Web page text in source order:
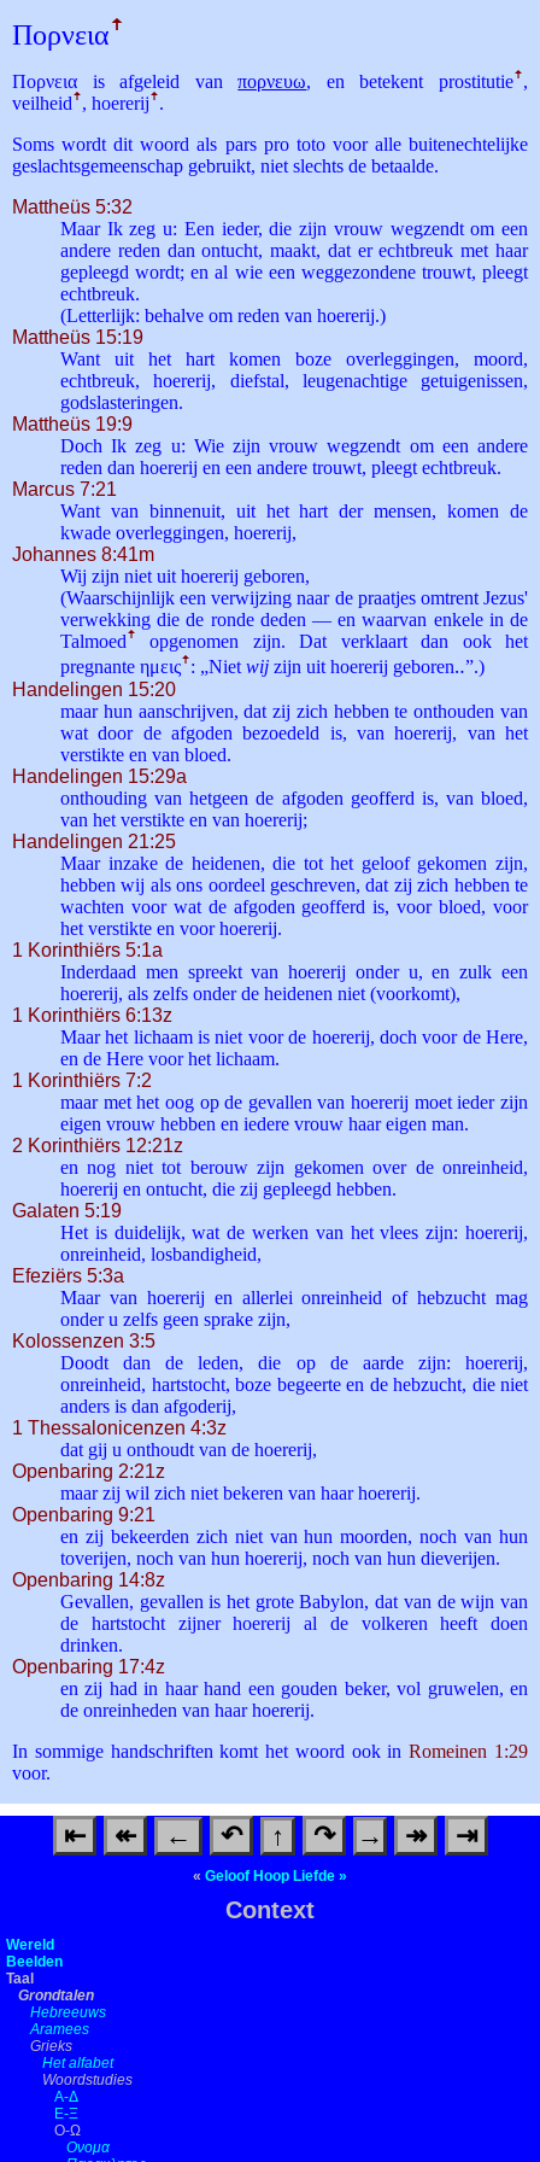
Πορνεια ꜛ
Πορνεια is afgeleid vanπορνευω, en betekent prostitutieꜛ ,
veilheid ꜛ , hoererij ꜛ .
Soms wordt dit woord als pars pro toto voor alle buitenechtelijke
geslachtsgemeenschap gebruikt, niet slechts de betaalde.
Mattheüs 5:32
Maar Ik zeg u: Een ieder, die zijn vrouw wegzendt om een
andere reden dan ontucht, maakt, dat er echtbreuk met haar
gepleegd wordt; en al wie een weggezondene trouwt, pleegt
echtbreuk.
(Letterlijk: behalve om reden van hoererij.)
Mattheüs 15:19
Want uit het hart komen boze overleggingen, moord,
echtbreuk, hoererij, diefstal, leugenachtige getuigenissen,
godslasteringen.
Mattheüs 19:9
Doch Ik zeg u: Wie zijn vrouw wegzendt om een andere
reden dan hoererij en een andere trouwt, pleegt echtbreuk.
Marcus 7:21
Want van binnenuit, uit het hart der mensen, komen de
kwade overleggingen, hoererij,
Johannes 8:41m
Wij zijn niet uit hoererij geboren,
(Waarschijnlijk een verwijzing naar de praatjes omtrent Jezus'
verwekking die de ronde deden — en waarvan enkele in de
Talmoed ꜛ
opgenomen zijn. Dat verklaart dan ook het
pregnante ημειςꜛ : „Niet wij zijn uit hoererij geboren‥”.)
Handelingen 15:20
maar hun aanschrijven, dat zij zich hebben te onthouden van
wat door de afgoden bezoedeld is, van hoererij, van het
verstikte en van bloed.
Handelingen 15:29a
onthouding van hetgeen de afgoden geofferd is, van bloed,
van het verstikte en van hoererij;
Handelingen 21:25
Maar inzake de heidenen, die tot het geloof gekomen zijn,
hebben wij als ons oordeel geschreven, dat zij zich hebben te
wachten voor wat de afgoden geofferd is, voor bloed, voor
het verstikte en voor hoererij.
1 Korinthiërs 5:1a
Inderdaad men spreekt van hoererij onder u, en zulk een
hoererij, als zelfs onder de heidenen niet (voorkomt),
1 Korinthiërs 6:13z
Maar het lichaam is niet voor de hoererij, doch voor de Here,
en de Here voor het lichaam.
1 Korinthiërs 7:2
maar met het oog op de gevallen van hoererij moet ieder zijn
eigen vrouw hebben en iedere vrouw haar eigen man.
2 Korinthiërs 12:21z
en nog niet tot berouw zijn gekomen over de onreinheid,
hoererij en ontucht, die zij gepleegd hebben.
Galaten 5:19
Het is duidelijk, wat de werken van het vlees zijn: hoererij,
onreinheid, losbandigheid,
Efeziërs 5:3a
Maar van hoererij en allerlei onreinheid of hebzucht mag
onder u zelfs geen sprake zijn,
Kolossenzen 3:5
Doodt dan de leden, die op de aarde zijn: hoererij,
onreinheid, hartstocht, boze begeerte en de hebzucht, die niet
anders is dan afgoderij,
1 Thessalonicenzen 4:3z
dat gij u onthoudt van de hoererij,
Openbaring 2:21z
maar zij wil zich niet bekeren van haar hoererij.
Openbaring 9:21
en zij bekeerden zich niet van hun moorden, noch van hun
toverijen, noch van hun hoererij, noch van hun dieverijen.
Openbaring 14:8z
Gevallen, gevallen is het grote Babylon, dat van de wijn van
de hartstocht zijner hoererij al de volkeren heeft doen
drinken.
Openbaring 17:4z
en zij had in haar hand een gouden beker, vol gruwelen, en
de onreinheden van haar hoererij.
In sommige handschriften komt het woord ook inRomeinen 1:29
voor.
⇤ ↞ ← ↶ ↑ ↷ → ↠ ⇥
« Geloof Hoop Liefde »
Context
Wereld
Beelden
Taal
Grondtalen
Hebreeuws
Aramees
Grieks
Het alfabet
Woordstudies
Α-Δ
Ε-Ξ
Ο-Ω
Ονομα